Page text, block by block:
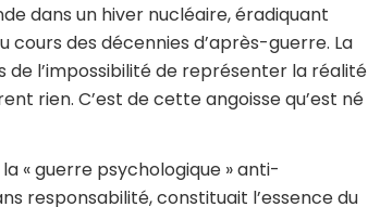
dans un hiver nucléaire, éradiquant
cours des décennies d’après-guerre. La
l’impossibilité de représenter la réalité
rien. C’est de cette angoisse qu’est né
« guerre psychologique » anti-
responsabilité, constituait l’essence du